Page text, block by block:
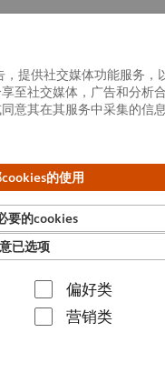
提供社交媒体功能服务，
至社交媒体，广告和分析
意其在其服务中采集的信
的使用
要的cookies
已选项
偏好类
营销类
方案 相关信息
如何改善数
的机会
印度及其他地区